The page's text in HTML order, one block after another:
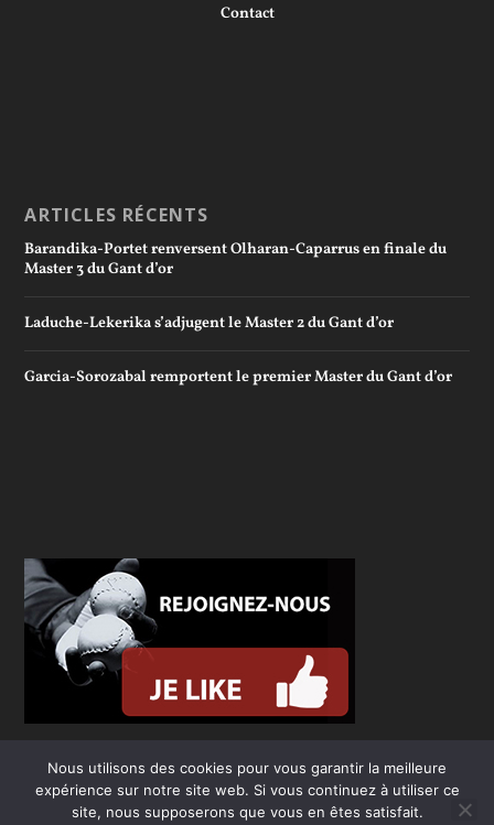
Contact
ARTICLES RÉCENTS
Barandika-Portet renversent Olharan-Caparrus en finale du
Master 3 du Gant d’or
Laduche-Lekerika s’adjugent le Master 2 du Gant d’or
Garcia-Sorozabal remportent le premier Master du Gant d’or
Nous utilisons des cookies pour vous garantir la meilleure
expérience sur notre site web. Si vous continuez à utiliser ce
site, nous supposerons que vous en êtes satisfait.